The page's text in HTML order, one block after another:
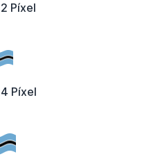
Píxel
Píxel